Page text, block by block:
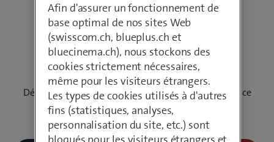
Ce qui te motive
chez nous
Découvre quatre univers thématiques qui montrent ce
qui rend le travail chez Swisscom unique.
Afin d'assurer un fonctionnement de
base optimal de nos sites Web
(swisscom.ch, blueplus.ch et
bluecinema.ch), nous stockons des
cookies strictement nécessaires,
même pour les visiteurs étrangers.
Les types de cookies utilisés à d'autres
fins (statistiques, analyses,
personnalisation du site, etc.) sont